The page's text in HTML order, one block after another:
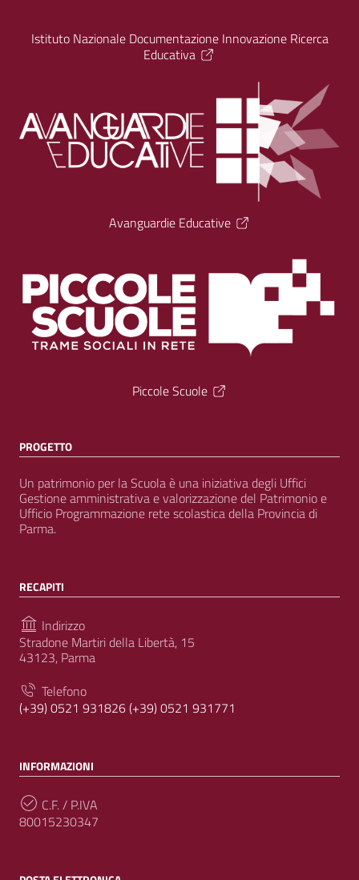
Istituto Nazionale Documentazione Innovazione Ricerca
Educativa
Avanguardie Educative
Piccole Scuole
PROGETTO
Un patrimonio per la Scuola è una iniziativa degli Uffici
Gestione amministrativa e valorizzazione del Patrimonio e
Ufficio Programmazione rete scolastica della Provincia di
Parma.
RECAPITI
Indirizzo
Stradone Martiri della Libertà, 15
43123, Parma
Telefono
(+39) 0521 931826(+39) 0521 931771
INFORMAZIONI
C.F. / P.IVA
80015230347